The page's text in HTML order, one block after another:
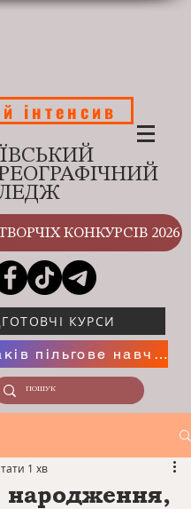
інтенсив
КОНКУРСІВ 2026
КУРСИ
Для юнаків пільгове навчання
1 хв